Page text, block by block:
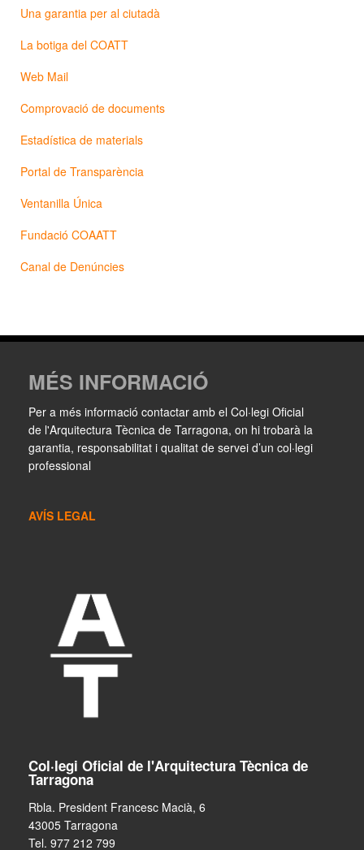
Una garantia per al ciutadà
La botiga del COATT
Web Mail
Comprovació de documents
Estadística de materials
Portal de Transparència
Ventanilla Única
Fundació COAATT
Canal de Denúncies
MÉS INFORMACIÓ
Per a més informació contactar amb el Col·legi Oficial
de l'Arquitectura Tècnica de Tarragona, on hi trobarà la
garantia, responsabilitat i qualitat de servei d’un col·legi
professional
AVÍS LEGAL
Col·legi Oficial de l'Arquitectura Tècnica de
Tarragona
Rbla. President Francesc Macià, 6
43005 Tarragona
Tel. 977 212 799